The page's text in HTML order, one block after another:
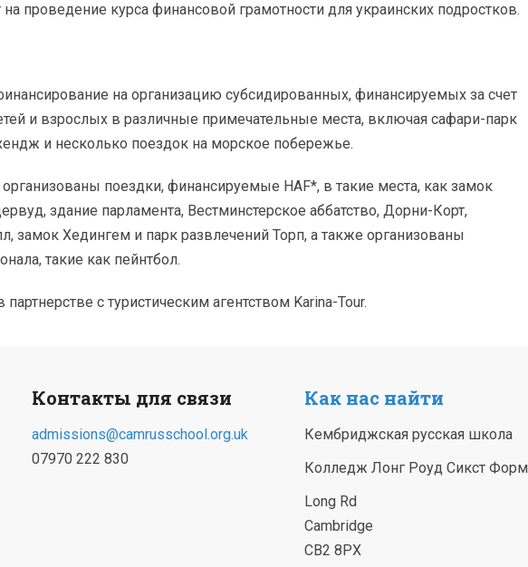
проведение курса финансовой грамотности для украинских подростков.
на организацию субсидированных, финансируемых за счет
и взрослых в различные примечательные места, включая сафари-парк
и несколько поездок на морское побережье.
поездки, финансируемые HAF*, в такие места, как замок
здание парламента, Вестминстерское аббатство, Дорни-Корт,
замок Хедингем и парк развлечений Торп, а также организованы
такие как пейнтбол.
с туристическим агентством Karina-Tour.
Контакты для связи
admissions@camrusschool.org.uk
07970 222 830
Как нас найти
Кембриджская русская школа
Колледж Лонг Роуд Сикст Форм
Long Rd
Cambridge
CB2 8PX